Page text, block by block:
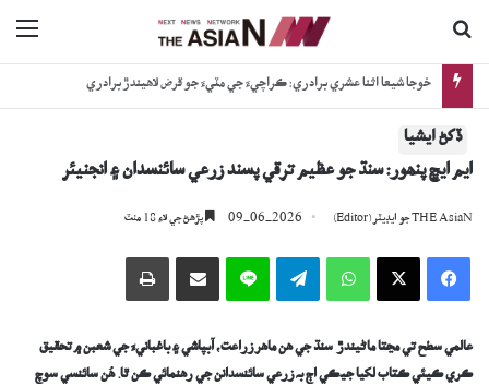
خوجا شيعا اثنا عشري برادري: ڪراچيءَ جي مٽيءَ جو قرض لاھيندڙ برادري
ڏکڻ ايشيا
ايم ايڇ پنھور: سنڌ جو عظيم ترقي پسند زرعي سائنسدان ۽ انجنيئر
THE AsiaN جو ايڊيٽر (Editor) 09-06-2026 پڙھڻ جي لاءِ 18 منٽ
Facebook
X
WhatsApp
Telegram
Line اي ميل وسيلي ونڊيو پرنٽ
عالمي سطح تي مڃتا ماڻيندڙ سنڌ جي ھن ماھرزراعت، آبپاشي ۽ باغبانيءَ جي شعبن ۾ تحقيق
ڪري ڪيئي ڪتاب لکيا جيڪي اڄ بہ زرعي سائنسدانن جي رھنمائي ڪن ٿا. ھُنسائنسي سوچ